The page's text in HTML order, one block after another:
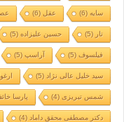
سایه(6) عقل (6)
تار (5) حسین علیزاده(5)
فیلسوف(5) آراسپ(5)
سید خلیل عالی نژاد (5)
شمس تبریزی(4) پارسا
دکتر مصطفی محقق داماد (4)